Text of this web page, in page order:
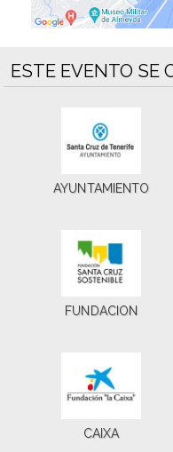
ESTE EVENTO SE
AYUNTAMIENTO
FUNDACION
CAIXA